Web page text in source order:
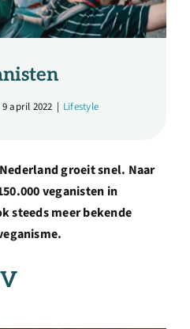
9 april 2022 | Lifestyle
groeit snel. Naar
veganisten in
steeds meer bekende